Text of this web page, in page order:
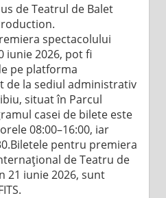
de Teatrul de Balet
spectacolului
iunie 2026, pot fi
pe platforma
de la sediul administrativ
situat în Parcul
casei de bilete este
08:00–16:00, iar
pentru premiera
de Teatru de
21 iunie 2026, sunt